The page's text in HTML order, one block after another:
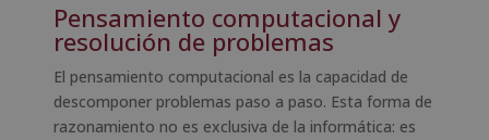
Pensamiento computacional y
resolución de problemas
El pensamiento computacional es la capacidad de
descomponer problemas paso a paso. Esta forma de
razonamiento no es exclusiva de la informática: es